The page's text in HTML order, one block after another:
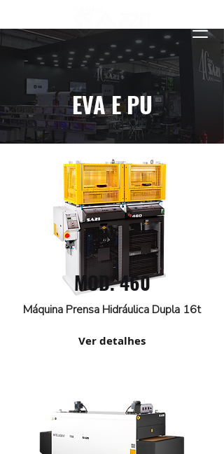
EVA E PU
MOD. 460
Máquina Prensa Hidráulica Dupla 16t
Ver detalhes